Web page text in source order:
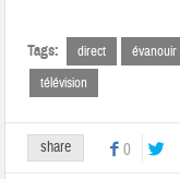
Tags: direct évanouir
télévision
share 0